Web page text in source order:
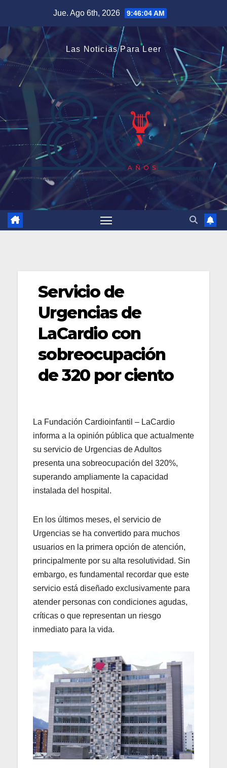
contenido
Jue. Ago 6th, 2026 9:46:05 AM
Las Noticias Para Leer
Servicio de
Urgencias de
LaCardio con
sobreocupación
de 320 por ciento
La Fundación Cardioinfantil – LaCardio
informa a la opinión pública que actualmente
su servicio de Urgencias de Adultos
presenta una sobreocupación del 320%,
superando ampliamente la capacidad
instalada del hospital.
En los últimos meses, el servicio de
Urgencias se ha convertido para muchos
usuarios en la primera opción de atención,
principalmente por su alta resolutividad. Sin
embargo, es fundamental recordar que este
servicio está diseñado exclusivamente para
atender personas con condiciones agudas,
críticas o que representan un riesgo
inmediato para la vida.